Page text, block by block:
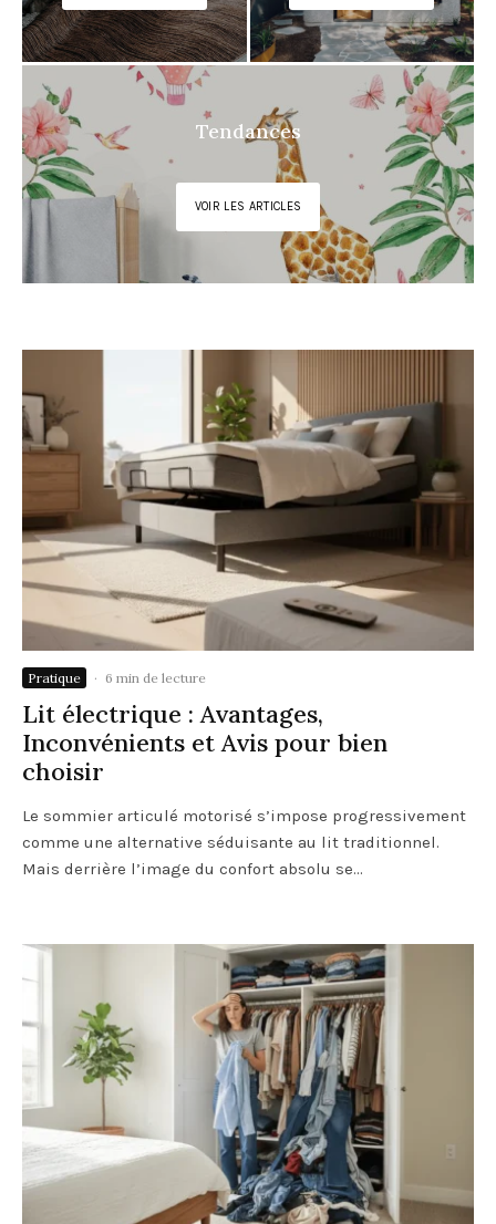
Tendances
VOIR LES ARTICLES
Pratique · 6 min de lecture
Lit électrique : Avantages,
Inconvénients et Avis pour bien
choisir
Le sommier articulé motorisé s’impose progressivement
comme une alternative séduisante au lit traditionnel.
Mais derrière l’image du confort absolu se...